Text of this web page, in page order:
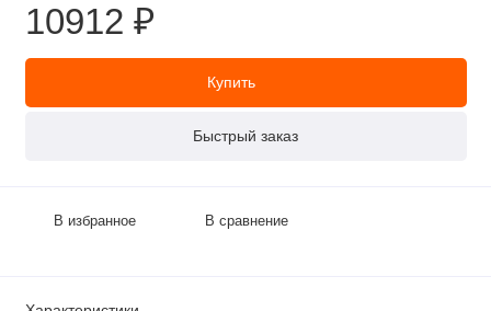
10912 ₽
Купить
Быстрый заказ
В избранное В сравнение